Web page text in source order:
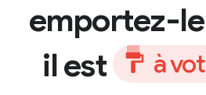
emportez-
il est
àvot